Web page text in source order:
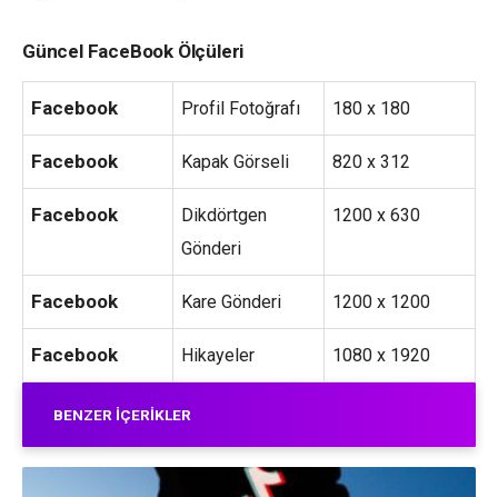
Güncel FaceBook Ölçüleri
Facebook Profil Fotoğrafı 180 x 180
Facebook Kapak Görseli 820 x 312
Facebook
Dikdörtgen
Gönderi
1200 x 630
Facebook Kare Gönderi 1200 x 1200
Facebook Hikayeler 1080 x 1920
BENZER İÇERIKLER